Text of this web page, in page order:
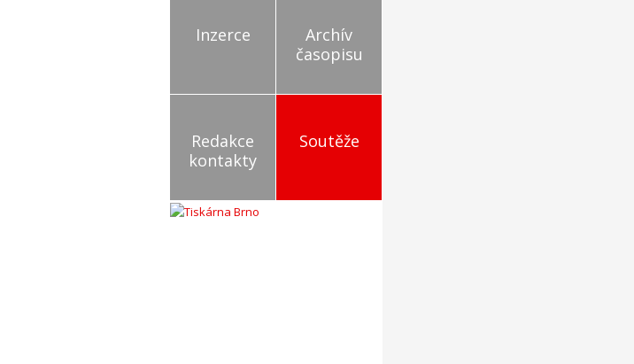
Inzerce
Archív
časopisu
Redakce
kontakty
Soutěže